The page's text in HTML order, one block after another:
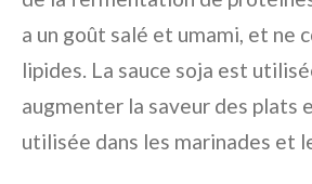
a un goût salé et umami, et ne
lipides. La sauce soja est
augmenter la saveur des plats
utilisée dans les marinades et